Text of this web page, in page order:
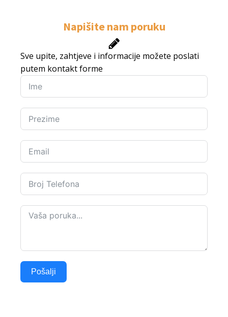
Napišite nam poruku
Sve upite, zahtjeve i informacije možete poslati
putem kontakt forme
Pošalji